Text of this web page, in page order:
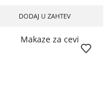
DODAJ U ZAHTEV